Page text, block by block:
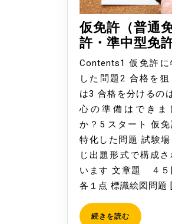
ョ
ン
仮免許（普通
許・準中型免許
Contents1 仮免許に
した問題2 合格を狙
は3 合格を分けるの
心の準備はできま
か？5 スタート 仮免
特化した問題 試験場
じ出題形式で構成さ
います 文章題 ４
各１点 標識絵図問題
続きを読む